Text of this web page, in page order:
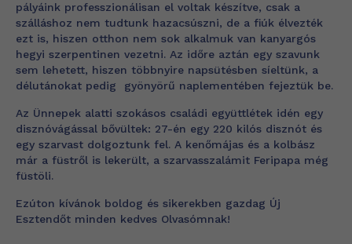
pályáink professzionálisan el voltak készítve, csak a
szálláshoz nem tudtunk hazacsúszni, de a fiúk élvezték
ezt is, hiszen otthon nem sok alkalmuk van kanyargós
hegyi szerpentinen vezetni. Az időre aztán egy szavunk
sem lehetett, hiszen többnyire napsütésben síeltünk, a
délutánokat pedig gyönyörű naplementében fejeztük be.
Az Ünnepek alatti szokásos családi együttlétek idén egy
disznóvágással bővültek: 27-én egy 220 kilós disznót és
egy szarvast dolgoztunk fel. A kenőmájas és a kolbász
már a füstről is lekerült, a szarvasszalámit Feripapa még
füstöli.
Ezúton kívánok boldog és sikerekben gazdag Új
Esztendőt minden kedves Olvasómnak!